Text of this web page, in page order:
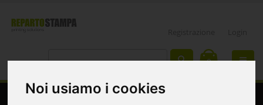
Noi usiamo i cookies
0
Espositori bifacciale da terra